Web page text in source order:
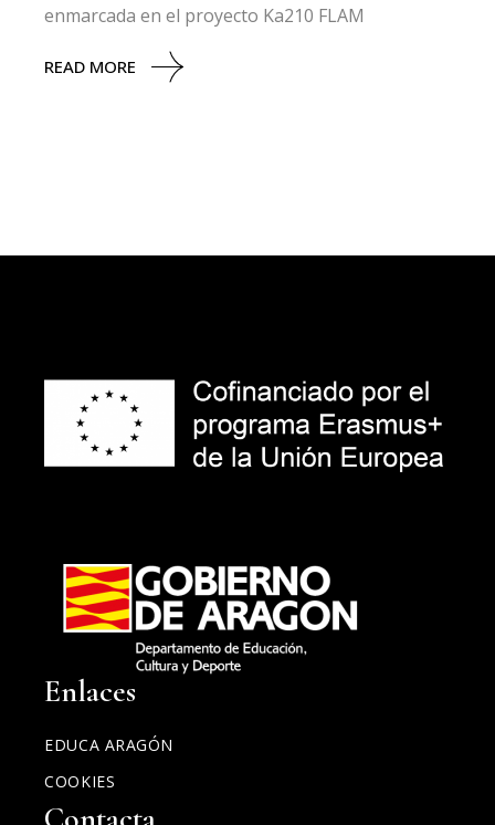
enmarcada en el proyecto Ka210 FLAM
READ MORE
Enlaces
EDUCA ARAGÓN
COOKIES